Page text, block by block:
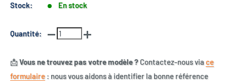
Stock: En stock
Quantité:
📩Vous ne trouvez pas votre modèle ?Contactez-nous viace
formulaire : nous vous aidons à identifier la bonne référence